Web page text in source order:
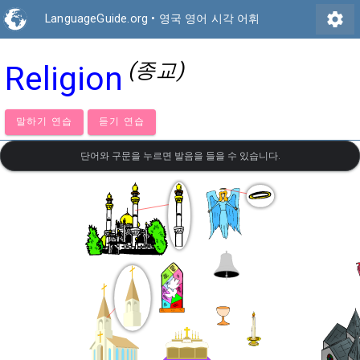
LanguageGuide.org • 영국 영어 시각 어휘 settings
Religion (종교)
말하기 연습 듣기 연습
단어와 구문을 누르면 발음을 들을 수 있습니다.